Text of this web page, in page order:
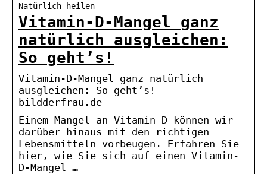
Natürlich heilen
Vitamin-D-Mangel ganz
natürlich ausgleichen:
So geht’s!
Vitamin-D-Mangel ganz natürlich
ausgleichen: So geht’s! –
bildderfrau.de
Einem Mangel an Vitamin D können wir
darüber hinaus mit den richtigen
Lebensmitteln vorbeugen. Erfahren Sie
hier, wie Sie sich auf einen Vitamin-
D-Mangel …